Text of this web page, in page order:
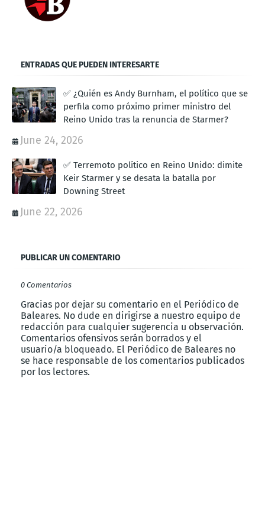
ENTRADAS QUE PUEDEN INTERESARTE
✅ ¿Quién es Andy Burnham, el político que se
perfila como próximo primer ministro del
Reino Unido tras la renuncia de Starmer?
June 24, 2026
✅ Terremoto político en Reino Unido: dimite
Keir Starmer y se desata la batalla por
Downing Street
June 22, 2026
PUBLICAR UN COMENTARIO
0 Comentarios
Gracias por dejar su comentario en el Periódico de
Baleares. No dude en dirigirse a nuestro equipo de
redacción para cualquier sugerencia u observación.
Comentarios ofensivos serán borrados y el
usuario/a bloqueado. El Periódico de Baleares no
se hace responsable de los comentarios publicados
por los lectores.